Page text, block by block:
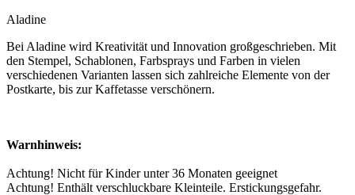
Aladine
Bei Aladine wird Kreativität und Innovation großgeschrieben. Mit
den Stempel, Schablonen, Farbsprays und Farben in vielen
verschiedenen Varianten lassen sich zahlreiche Elemente von der
Postkarte, bis zur Kaffetasse verschönern.
Warnhinweis:
Achtung! Nicht für Kinder unter 36 Monaten geeignet
Achtung! Enthält verschluckbare Kleinteile. Erstickungsgefahr.